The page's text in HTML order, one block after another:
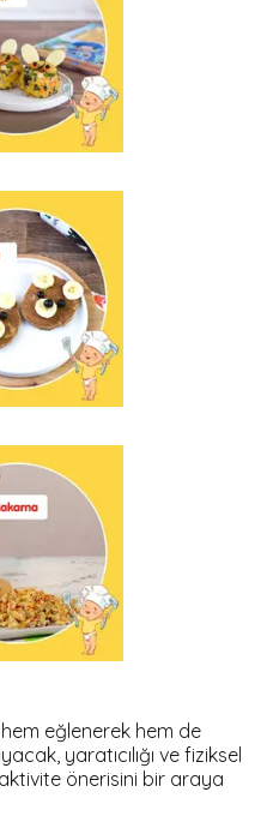
eğlenerek hem de
yaratıcılığı ve fiziksel
önerisini bir araya